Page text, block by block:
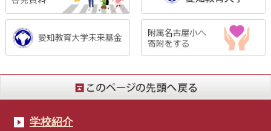
学校紹介